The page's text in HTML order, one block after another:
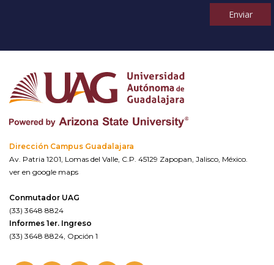
Enviar
Dirección Campus Guadalajara
Av. Patria 1201, Lomas del Valle, C.P. 45129 Zapopan, Jalisco, México.
ver en google maps
Conmutador UAG
(33) 3648 8824
Informes 1er. Ingreso
(33) 3648 8824, Opción 1